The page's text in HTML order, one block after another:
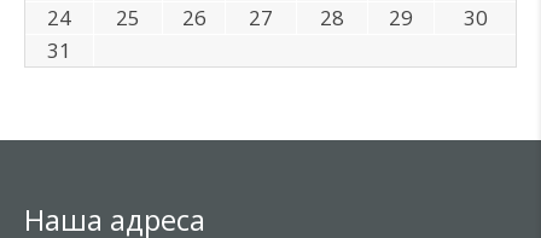
24
25 26 27 28 29
30
31
Наша адреса